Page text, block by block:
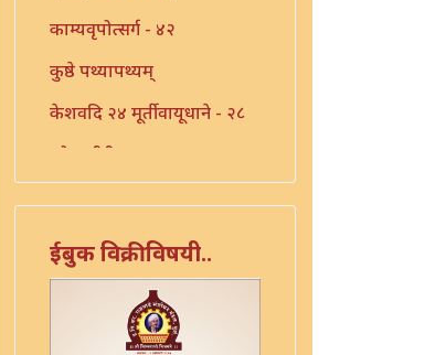
काम्यवृपोत्सर्ग - ४२
कुष्ठे पथ्यापथ्यम्
केशवदि २४ मूर्तीवायूधाने - २८
कोजागीरी पूजा - १८
गणपति पार्थिव पूजा - ५६
गुरुचिदंबराय - ३०
गुरोराधन - ८
ईबुक विक्रीविषयी..